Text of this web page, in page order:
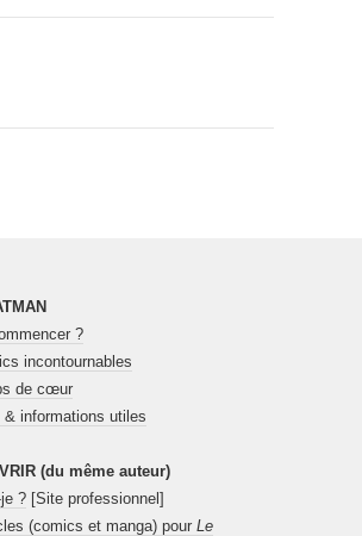
?
incontournables
de cœur
& informations utiles
(du même auteur)
? [Site professionnel]
(comics et manga) pour Le